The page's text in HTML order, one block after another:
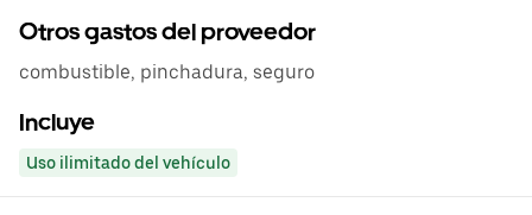
Otros gastos del proveedor
combustible, pinchadura, seguro
Incluye
Uso ilimitado del vehículo